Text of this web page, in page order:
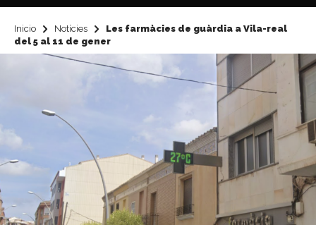
Inicio Notícies
Les farmàcies de guàrdia a Vila-real
del 5 al 11 de gener